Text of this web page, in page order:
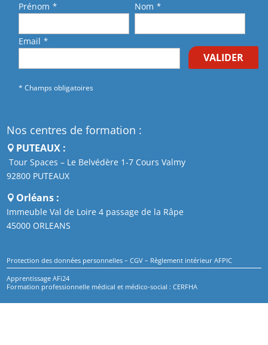
Prénom * Nom *
Email *
VALIDER
* Champs obligatoires
Nos centres de formation :
PUTEAUX :
Tour Spaces – Le Belvédère 1-7 Cours Valmy
92800 PUTEAUX
Orléans :
Immeuble Val de Loire 4 passage de la Râpe
45000 ORLEANS
Protection des données personnelles –CGV – Règlement intérieur AFPIC
Apprentissage AFi24
Formation professionnelle médical et médico-social : CERFHA